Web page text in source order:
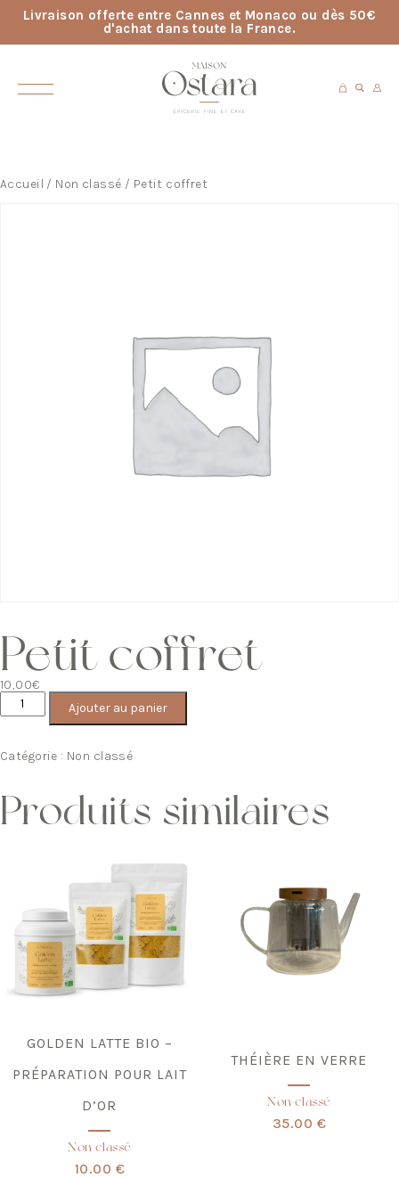
Livraison offerte entre Cannes et Monaco ou dès 50€
d'achat dans toute la France.
Accueil / Non classé / Petit coffret
Petit coffret
10,00€
quantité
Petit
Ajouter au panier
Catégorie : Non classé
Produits similaires
GOLDEN LATTE BIO –
PRÉPARATION POUR LAIT
D’OR
Non classé
10.00 €
variations.
options
peuvent
être
choisies
sur
page
du
THÉIÈRE EN VERRE
Non classé
35.00 €